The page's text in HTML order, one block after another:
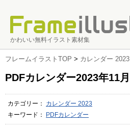
かわいい無料イラスト素材集
フレームイラストTOP > カレンダー 2023
PDFカレンダー2023年11月
カテゴリー： カレンダー 2023
キーワード：
PDFカレンダー